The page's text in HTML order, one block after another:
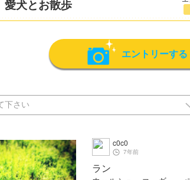
愛犬とお散歩
エントリーする
c0c0
7年前
ラン